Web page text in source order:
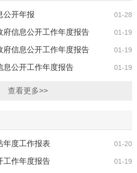
01-28
公开年报
01-19
府信息公开工作年度报告
01-19
府信息公开工作年度报告
01-19
息公开工作年度报告
查看更多>>
01-20
年度工作报表
01-19
工作年度报告